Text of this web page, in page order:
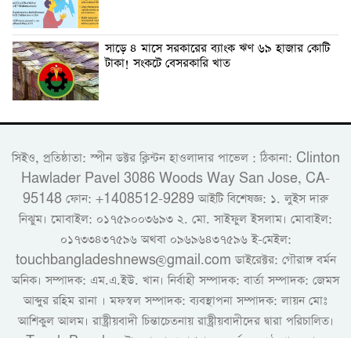
সাড়ে ৪ মাসে সরকারের ব্যাংক ঋণ ৬৯ হাজার কোটি
টাকা! সংকটে বেসরকারি খাত
সিইও, প্রতিষ্ঠাতা: স্পীন ডক্টর ক্লিন্টন হাওলাদার পাভেল : ঠিকানা: Clinton
Hawlader Pavel 3086 Woods Way San Jose, CA-
95148 ফোন: +1408512-9289 আইটি বিশেষজ্ঞ: ১. লুইস দারু
নিঝুম। ‎মোবাইল: ০১৭৫৯০০৩৬৯৩ ২. মো. সাইফুল ইসলাম। মোবাইল:
০১৭৩৩৪৩৭৫৯৬ অথবা ০৯৬৯৬৪৩৭৫৯৬ ই-মেইল:
touchbangladeshnews@gmail.com ডাইরেক্টর: গৌরাঙ্গ বর্মন
অনিক। সম্পাদক: এম.এ.ইউ. খান। নির্বাহী সম্পাদক: বার্তা সম্পাদক: জেমস
আব্দুর রহিম রানা । মফস্বল সম্পাদক: ব্যবস্থাপনা সম্পাদক: লায়ন মোঃ
আশিকুল আলম। রাষ্ট্রীয়বাদী চিন্তাচেতনায় রাষ্ট্রীয়বাদীদের দ্বারা পরিচালিত।